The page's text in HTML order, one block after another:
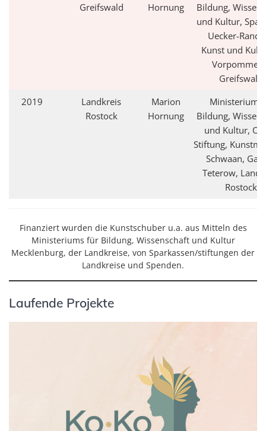
Greifswald
Hornung
Bildung,
und Kultur,
Uecker-
Kunst und
Greifswald
2019
Landkreis
Rostock
Marion
Hornung
Ministerium
Bildung,
und Kultur,
Stiftung,
Schwaan,
Teterow,
Rostock
Finanziert wurden die Kunstschuber u.a. aus Mitteln des
Ministeriums für Bildung, Wissenschaft und Kultur
Mecklenburg, der Landkreise, von Sparkassen/stiftungen der
Landkreise und Spenden.
Laufende Projekte